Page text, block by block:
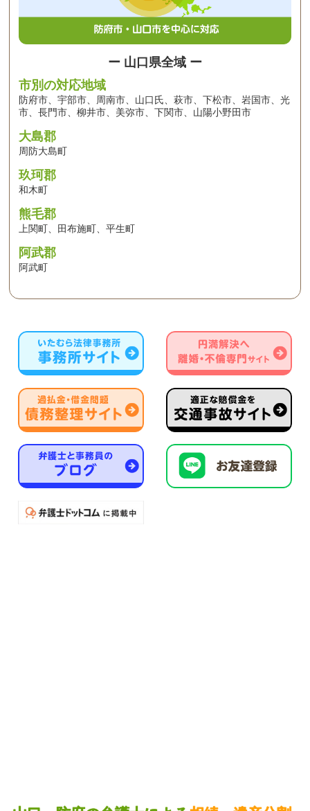
ー 山口県全域 ー
市別の対応地域
防府市、宇部市、周南市、山口氏、萩市、下松市、岩国市、光
市、長門市、柳井市、美弥市、下関市、山陽小野田市
大島郡
周防大島町
玖珂郡
和木町
熊毛郡
上関町、田布施町、平生町
阿武郡
阿武町